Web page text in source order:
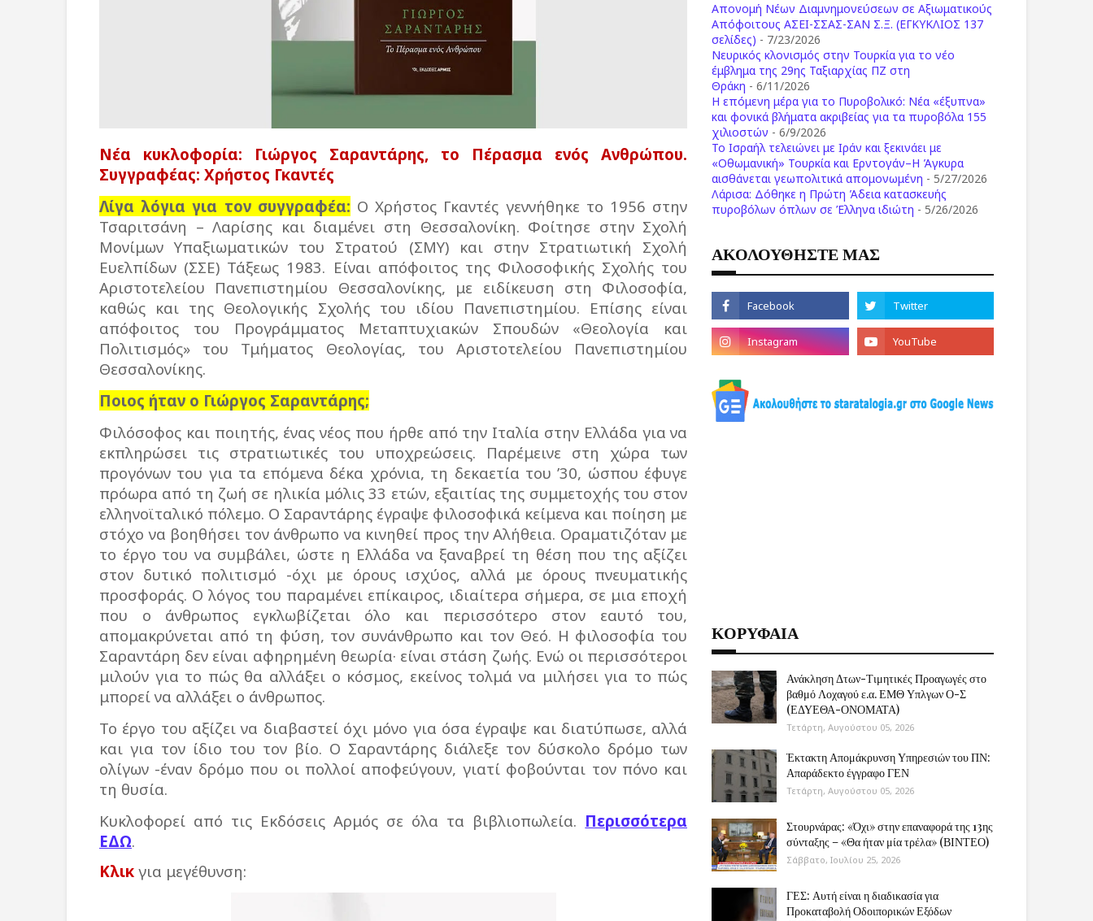
Νέα κυκλοφορία: Γιώργος Σαραντάρης, το Πέρασμα ενός Ανθρώπου.
Συγγραφέας: Χρήστος Γκαντές
Λίγα λόγια για τον συγγραφέα: Ο Χρήστος Γκαντές γεννήθηκε το 1956 στην
Τσαριτσάνη – Λαρίσης και διαμένει στη Θεσσαλονίκη. Φοίτησε στην Σχολή
Μονίμων Υπαξιωματικών του Στρατού (ΣΜΥ) και στην Στρατιωτική Σχολή
Ευελπίδων (ΣΣΕ) Τάξεως 1983. Είναι απόφοιτος της Φιλοσοφικής Σχολής του
Αριστοτελείου Πανεπιστημίου Θεσσαλονίκης, με ειδίκευση στη Φιλοσοφία,
καθώς και της Θεολογικής Σχολής του ιδίου Πανεπιστημίου. Επίσης είναι
απόφοιτος του Προγράμματος Μεταπτυχιακών Σπουδών «Θεολογία και
Πολιτισμός» του Τμήματος Θεολογίας, του Αριστοτελείου Πανεπιστημίου
Θεσσαλονίκης.
Ποιος ήταν ο Γιώργος Σαραντάρης;
Φιλόσοφος και ποιητής, ένας νέος που ήρθε από την Ιταλία στην Ελλάδα για να
εκπληρώσει τις στρατιωτικές του υποχρεώσεις. Παρέμεινε στη χώρα των
προγόνων του για τα επόμενα δέκα χρόνια, τη δεκαετία του ’30, ώσπου έφυγε
πρόωρα από τη ζωή σε ηλικία μόλις 33 ετών, εξαιτίας της συμμετοχής του στον
ελληνοϊταλικό πόλεμο. Ο Σαραντάρης έγραψε φιλοσοφικά κείμενα και ποίηση με
στόχο να βοηθήσει τον άνθρωπο να κινηθεί προς την Αλήθεια. Οραματιζόταν με
το έργο του να συμβάλει, ώστε η Ελλάδα να ξαναβρεί τη θέση που της αξίζει
στον δυτικό πολιτισμό -όχι με όρους ισχύος, αλλά με όρους πνευματικής
προσφοράς. Ο λόγος του παραμένει επίκαιρος, ιδιαίτερα σήμερα, σε μια εποχή
που ο άνθρωπος εγκλωβίζεται όλο και περισσότερο στον εαυτό του,
απομακρύνεται από τη φύση, τον συνάνθρωπο και τον Θεό. Η φιλοσοφία του
Σαραντάρη δεν είναι αφηρημένη θεωρία· είναι στάση ζωής. Ενώ οι περισσότεροι
μιλούν για το πώς θα αλλάξει ο κόσμος, εκείνος τολμά να μιλήσει για το πώς
μπορεί να αλλάξει ο άνθρωπος.
Το έργο του αξίζει να διαβαστεί όχι μόνο για όσα έγραψε και διατύπωσε, αλλά
και για τον ίδιο του τον βίο. Ο Σαραντάρης διάλεξε τον δύσκολο δρόμο των
ολίγων -έναν δρόμο που οι πολλοί αποφεύγουν, γιατί φοβούνται τον πόνο και
τη θυσία.
Κυκλοφορεί από τις Εκδόσεις Αρμός σε όλα τα βιβλιοπωλεία. Περισσότερα
ΕΔΩ.
Κλικ για μεγέθυνση:
Απονομή Νέων Διαμνημονεύσεων σε Αξιωματικούς
Απόφοιτους ΑΣΕΙ-ΣΣΑΣ-ΣΑΝ Σ.Ξ. (ΕΓΚΥΚΛΙΟΣ 137
σελίδες) - 7/23/2026
Νευρικός κλονισμός στην Τουρκία για το νέο
έμβλημα της 29ης Ταξιαρχίας ΠΖ στη
Θράκη - 6/11/2026
Η επόμενη μέρα για το Πυροβολικό: Νέα «έξυπνα»
και φονικά βλήματα ακριβείας για τα πυροβόλα 155
χιλιοστών - 6/9/2026
Το Ισραήλ τελειώνει με Ιράν και ξεκινάει με
«Οθωμανική» Τουρκία και Ερντογάν–Η Άγκυρα
αισθάνεται γεωπολιτικά απομονωμένη - 5/27/2026
Λάρισα: Δόθηκε η Πρώτη Άδεια κατασκευής
πυροβόλων όπλων σε Έλληνα ιδιώτη - 5/26/2026
ΑΚΟΛΟΥΘΗΣΤΕ ΜΑΣ
ΚΟΡΥΦΑΙΑ
Ανάκληση Δτων-Τιμητικές Προαγωγές στο
βαθμό Λοχαγού ε.α. ΕΜΘ Υπλγων Ο-Σ
(ΕΔΥΕΘΑ-ΟΝΟΜΑΤΑ)
Τετάρτη, Αυγούστου 05, 2026
Έκτακτη Απομάκρυνση Υπηρεσιών του ΠΝ:
Απαράδεκτο έγγραφο ΓΕΝ
Τετάρτη, Αυγούστου 05, 2026
Στουρνάρας: «Όχι» στην επαναφορά της 13ης
σύνταξης – «Θα ήταν μία τρέλα» (ΒΙΝΤΕΟ)
Σάββατο, Ιουλίου 25, 2026
ΓΕΣ: Αυτή είναι η διαδικασία για
Προκαταβολή Οδοιπορικών Εξόδων